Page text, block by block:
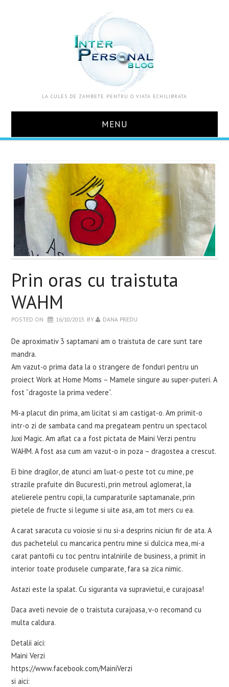
LA CULES DE ZAMBETE PENTRU O VIATA ECHILIBRATA
MENU
DESPRE MINE
ZOOM IN VIATA
WELLBEING
CARTI
CONTACT
Prin oras cu traistuta
WAHM
POSTED ON 16/10/2015 BY DANA PREDU
De aproximativ 3 saptamani am o traistuta de care sunt tare
mandra.
Am vazut-o prima data la o strangere de fonduri pentru un
proiect Work at Home Moms – Mamele singure au super-puteri. A
fost “dragoste la prima vedere”.
Mi-a placut din prima, am licitat si am castigat-o. Am primit-o
intr-o zi de sambata cand ma pregateam pentru un spectacol
Juxi Magic. Am aflat ca a fost pictata de Maini Verzi pentru
WAHM. A fost asa cum am vazut-o in poza – dragostea a crescut.
Ei bine dragilor, de atunci am luat-o peste tot cu mine, pe
strazile prafuite din Bucuresti, prin metroul aglomerat, la
atelierele pentru copii, la cumparaturile saptamanale, prin
pietele de fructe si legume si uite asa, am tot mers cu ea.
A carat saracuta cu voiosie si nu si-a desprins niciun fir de ata. A
dus pachetelul cu mancarica pentru mine si dulcica mea, mi-a
carat pantofii cu toc pentru intalnirile de business, a primit in
interior toate produsele cumparate, fara sa zica nimic.
Astazi este la spalat. Cu siguranta va supravietui, e curajoasa!
Daca aveti nevoie de o traistuta curajoasa, v-o recomand cu
multa caldura.
Detalii aici:
Maini Verzi
https://www.facebook.com/MainiVerzi
si aici: